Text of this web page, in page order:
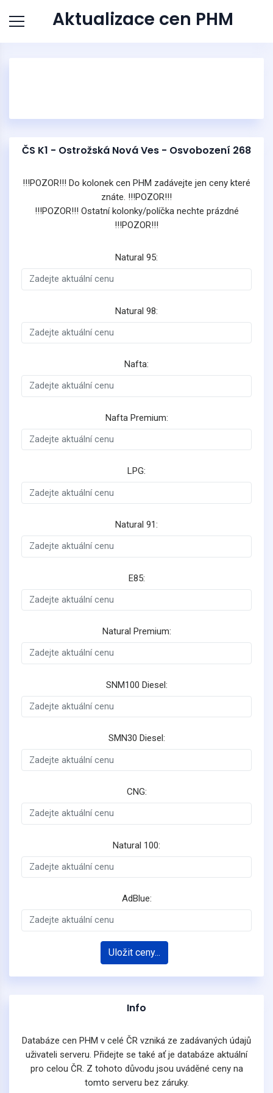
Aktualizace cen PHM
ČS K1 - Ostrožská Nová Ves - Osvobození 268
!!!POZOR!!! Do kolonek cen PHM zadávejte jen ceny které
znáte. !!!POZOR!!!
!!!POZOR!!! Ostatní kolonky/políčka nechte prázdné
!!!POZOR!!!
Natural 95:
Natural 98:
Nafta:
Nafta Premium:
LPG:
Natural 91:
E85:
Natural Premium:
SNM100 Diesel:
SMN30 Diesel:
CNG:
Natural 100:
AdBlue:
Uložit ceny...
Info
Databáze cen PHM v celé ČR vzniká ze zadávaných údajů
uživateli serveru. Přidejte se také ať je databáze aktuální
pro celou ČR. Z tohoto důvodu jsou uváděné ceny na
tomto serveru bez záruky.